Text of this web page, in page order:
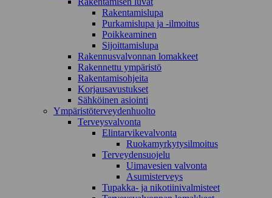
Rakentamislupa
Purkamislupa ja -ilmoitus
Poikkeaminen
Sijoittamislupa
Rakennusvalvonnan lomakkeet
Rakennettu ympäristö
Rakentamisohjeita
Korjausavustukset
Sähköinen asiointi
Ympäristöterveydenhuolto
Terveysvalvonta
Elintarvikevalvonta
Ruokamyrkytysilmoitus
Terveydensuojelu
Uimavesien valvonta
Asumisterveys
Tupakka- ja nikotiinivalmisteet